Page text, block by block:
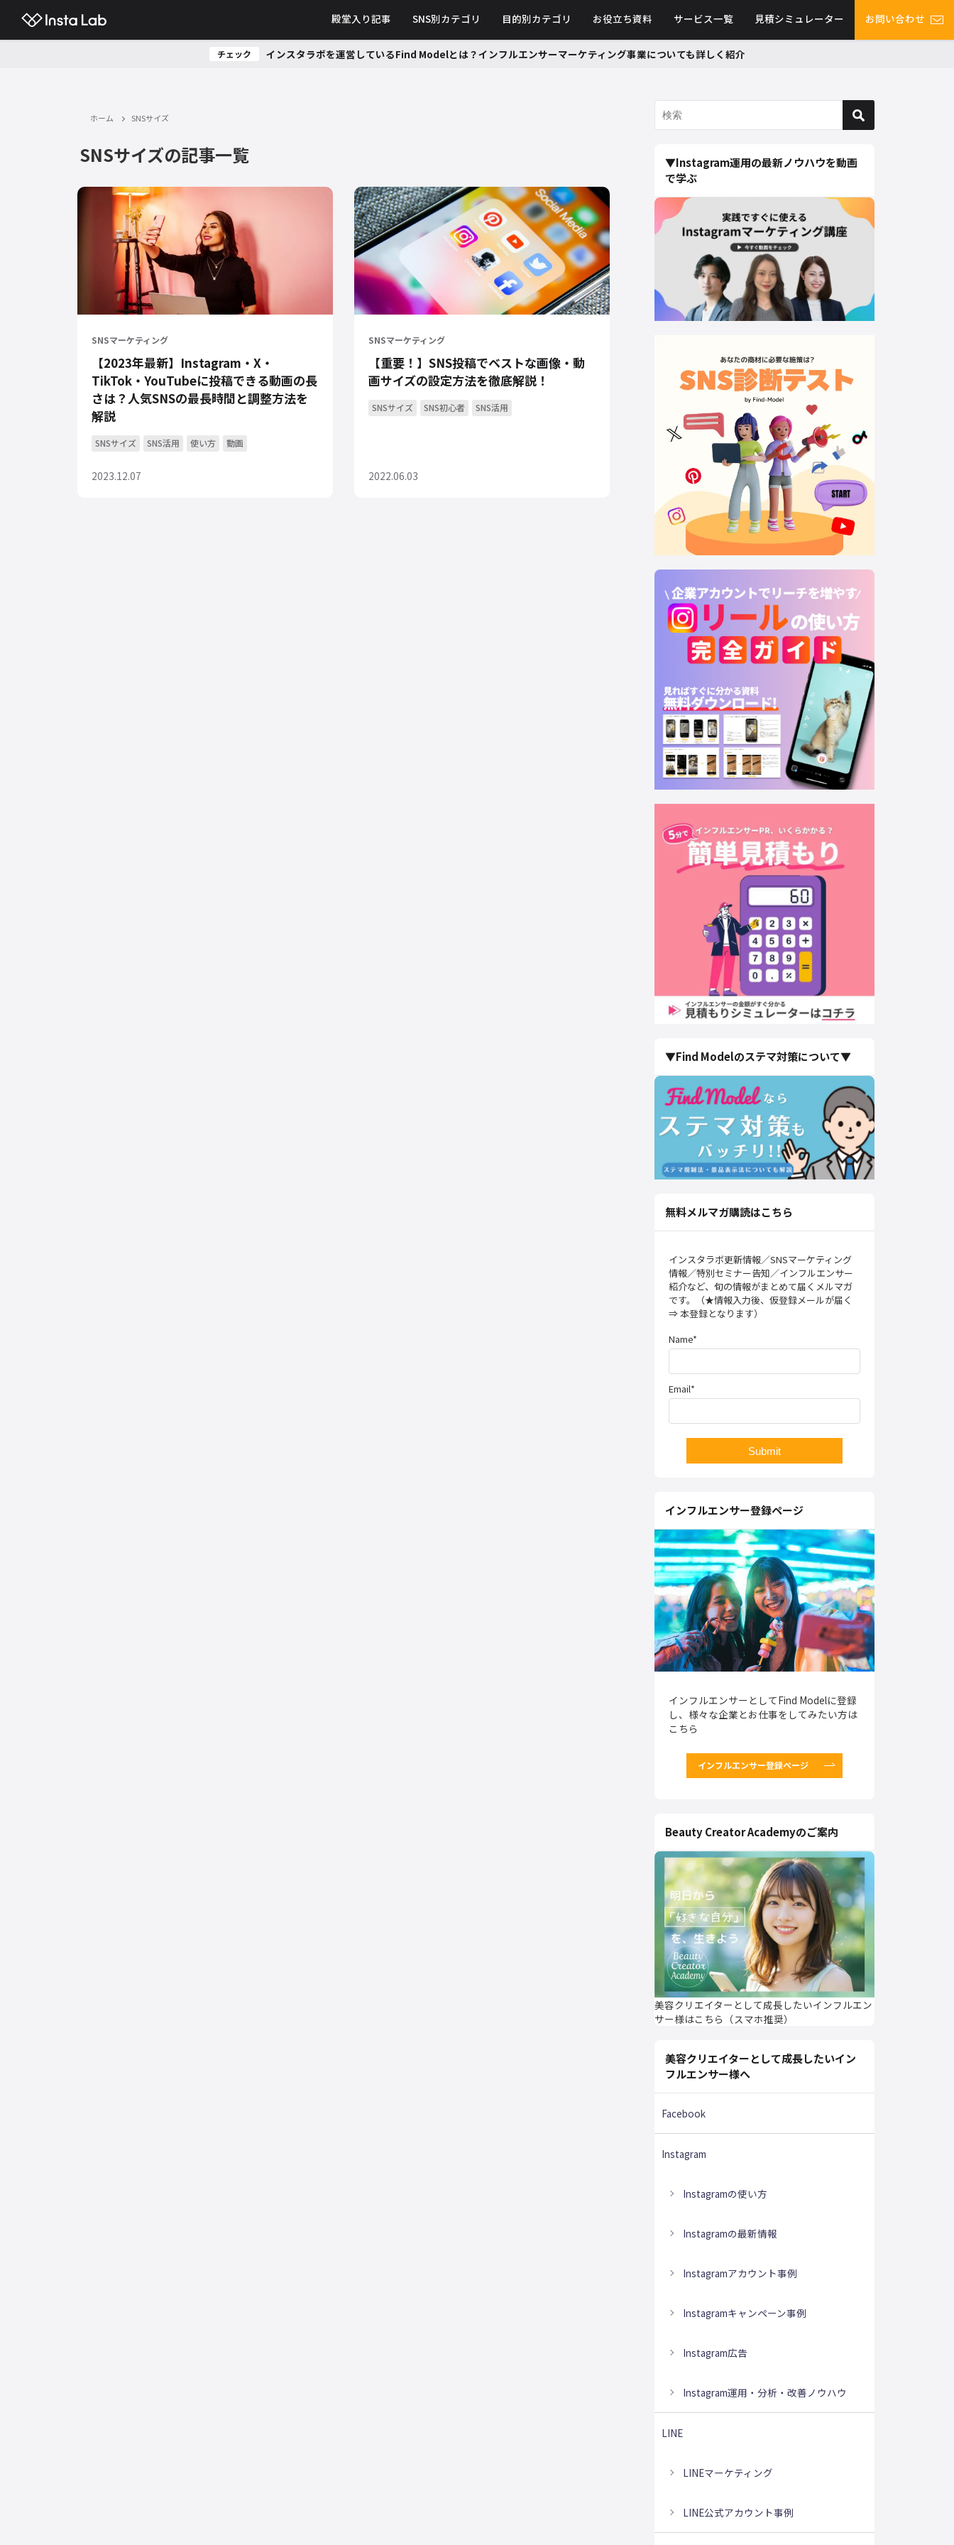
殿堂入り記事 SNS別カテゴリ 目的別カテゴリ お役立ち資料 サービス一覧 見積シミュレーター お問い合わせ
チェック インスタラボを運営しているFind Modelとは？インフルエンサーマーケティング事業についても詳しく紹介
ホーム SNSサイズ
SNSサイズの記事一覧
SNSマーケティング
【2023年最新】Instagram・X・
TikTok・YouTubeに投稿できる動画の長
さは？人気SNSの最長時間と調整方法を
解説
SNSサイズ SNS活用 使い方 動画
2023.12.07
SNSマーケティング
【重要！】SNS投稿でベストな画像・動
画サイズの設定方法を徹底解説！
SNSサイズ SNS初心者 SNS活用
2022.06.03
▼Instagram運用の最新ノウハウを動画
で学ぶ
▼Find Modelのステマ対策について▼
無料メルマガ購読はこちら
インスタラボ更新情報／SNSマーケティング
情報／特別セミナー告知／インフルエンサー
紹介など、旬の情報がまとめて届くメルマガ
です。（★情報入力後、仮登録メールが届く
⇒ 本登録となります）
Name*
Email*
インフルエンサー登録ページ
インフルエンサーとしてFind Modelに登録
し、様々な企業とお仕事をしてみたい方は
こちら
インフルエンサー登録ページ
Beauty Creator Academyのご案内
美容クリエイターとして成長したいインフルエン
サー様はこちら（スマホ推奨）
美容クリエイターとして成長したいイン
フルエンサー様へ
Facebook
Instagram
Instagramの使い方
Instagramの最新情報
Instagramアカウント事例
Instagramキャンペーン事例
Instagram広告
Instagram運用・分析・改善ノウハウ
LINE
LINEマーケティング
LINE公式アカウント事例